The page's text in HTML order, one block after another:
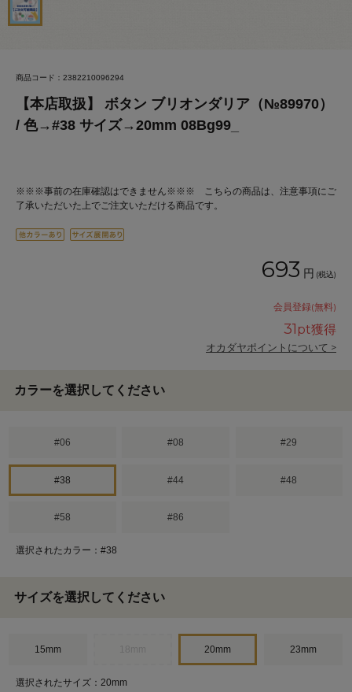
商品コード：2382210096294
【本店取扱】 ボタン ブリオンダリア（№89970）
/ 色→#38 サイズ→20mm 08Bg99_
※※※事前の在庫確認はできません※※※ こちらの商品は、注意事項にご
了承いただいた上でご注文いただける商品です。
693 円 (税込)
会員登録(無料)
31pt獲得
オカダヤポイントについて >
カラーを選択してください
#06 #08 #29
#38 #44 #48
#58 #86
選択されたカラー：#38
サイズを選択してください
15mm 20mm 23mm
選択されたサイズ：20mm